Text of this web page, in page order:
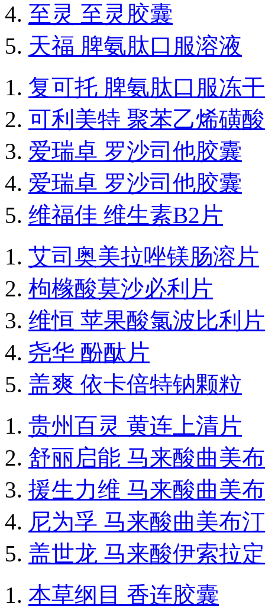
至灵 至灵胶囊
天福 脾氨肽口服溶液
复可托 脾氨肽口服冻
可利美特 聚苯乙烯磺
爱瑞卓 罗沙司他胶囊
爱瑞卓 罗沙司他胶囊
维福佳 维生素B2片
艾司奥美拉唑镁肠溶片
枸橼酸莫沙必利片
维恒 苹果酸氯波比利片
尧华 酚酞片
盖爽 依卡倍特钠颗粒
贵州百灵 黄连上清片
舒丽启能 马来酸曲美
援生力维 马来酸曲美
尼为孚 马来酸曲美布
盖世龙 马来酸伊索拉
本草纲目 香连胶囊